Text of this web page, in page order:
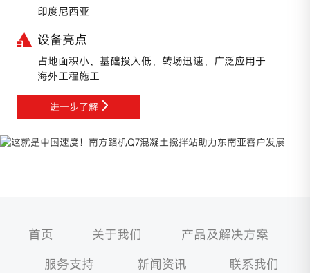
印度尼西亚
设备亮点
占地面积小，基础投入低，转场迅速，广泛应用于
海外工程施工
进一步了解
首页 关于我们
产品及解决方案
服务支持
新闻资讯 联系我们